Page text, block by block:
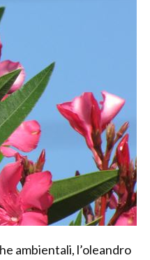
ambientali, l’oleandro